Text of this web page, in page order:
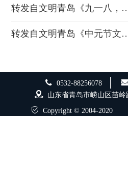
转发自文明青岛《九一八，
转发自文明青岛《中元
0532-88256078
山东省青岛市崂山区苗
Copyright © 2004-2020